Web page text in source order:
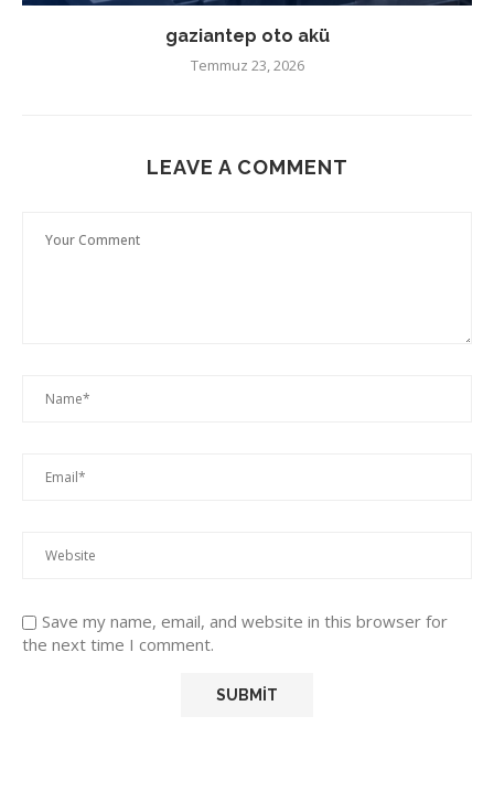
gaziantep oto akü
Temmuz 23, 2026
LEAVE A COMMENT
Save my name, email, and website in this browser for
the next time I comment.